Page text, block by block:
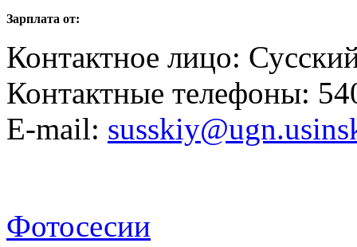
Зарплата от:
Контактное лицо:
Контактные телефоны:
E-mail:
Фотосесии